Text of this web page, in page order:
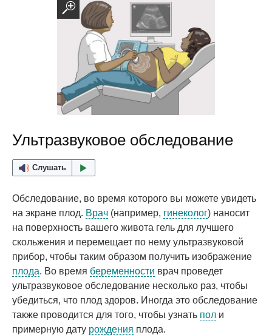
Ультразвуковое обследование
Слушать
Обследование, во время которого вы можете увидеть
на экране плод. Врач (например, гинеколог) наносит
на поверхность вашего живота гель для лучшего
скольжения и перемещает по нему ультразвуковой
прибор, чтобы таким образом получить изображение
плода. Во время беременности врач проведет
ультразвуковое обследование несколько раз, чтобы
убедиться, что плод здоров. Иногда это обследование
также проводится для того, чтобы узнать пол и
примерную дату рождения плода.